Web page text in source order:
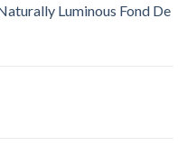
Luminous Fond De